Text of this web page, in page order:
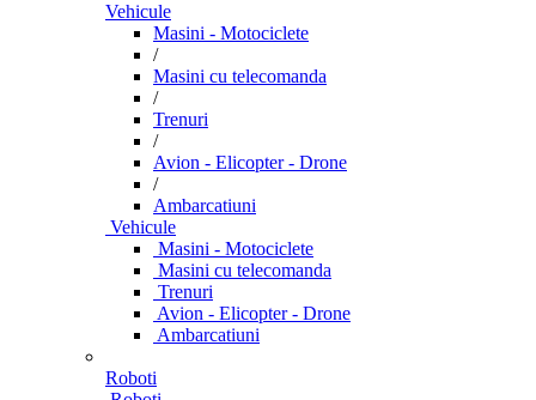
Vehicule
Masini - Motociclete
/
Masini cu telecomanda
/
Trenuri
/
Avion - Elicopter - Drone
/
Ambarcatiuni
Vehicule
Masini - Motociclete
Masini cu telecomanda
Trenuri
Avion - Elicopter - Drone
Ambarcatiuni
Roboti